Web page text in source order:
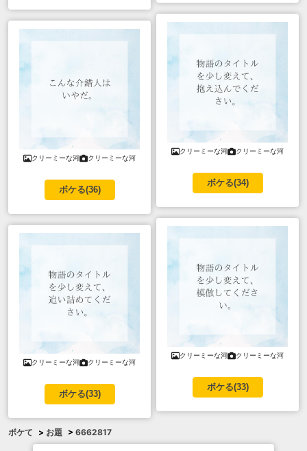
クリーミーな河 クリーミーな河
ボケる(36)
クリーミーな河 クリーミーな河
ボケる(33)
クリーミーな河 クリーミーな河
ボケる(34)
クリーミーな河 クリーミーな河
ボケる(33)
ボケて > お題 > 6662817